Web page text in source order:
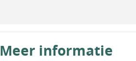
Meer informatie